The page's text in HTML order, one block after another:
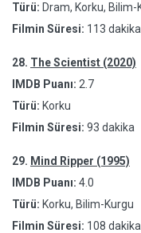
Türü: Dram, Korku, Bilim-
Filmin Süresi: 113 dakika
28. The Scientist (2020)
IMDB Puanı: 2.7
Türü: Korku
Filmin Süresi: 93 dakika
29. Mind Ripper (1995)
IMDB Puanı: 4.0
Türü: Korku, Bilim-Kurgu
Filmin Süresi: 108 dakika